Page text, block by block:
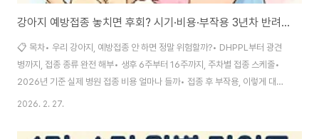
강아지 예방접종 놓치면 후회? 시기·비용·부작용 3년차 반려인 실전 정리
📋 목차• 우리 강아지, 예방접종 안 하면 정말 위험할까?• DHPPL부터 광견
병까지, 접종 종류 완전 해부• 생후 6주부터 16주까지, 주차별 접종 스케줄•
2026년 기준 실제 병원 접종 비용 얼마나 들까• 접종 후 부작용, 이렇게 대처
하면 됩니다• 매년 추가접종 꼭 해야 할까? 항체검사 활용법• 접종 시기 놓쳐
왔을 때 가장 먼저 머리를 복잡하게 만드는 게 바로 예방접종이더라고요.
2026. 2. 27.